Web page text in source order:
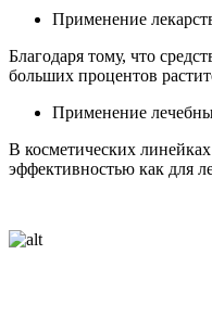
Применение
Благодаря тому, что
больших процентов
Применение
В косметических
эффективностью как для